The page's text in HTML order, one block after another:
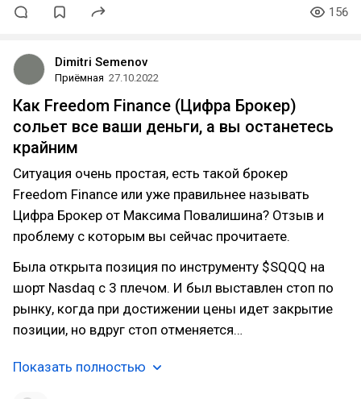
156
Dimitri Semenov
Приёмная 27.10.2022
Как Freedom Finance (Цифра Брокер)
сольет все ваши деньги, а вы останетесь
крайним
Ситуация очень простая, есть такой брокер
Freedom Finance или уже правильнее называть
Цифра Брокер от Максима Повалишина? Отзыв и
проблему с которым вы сейчас прочитаете.
Была открыта позиция по инструменту $SQQQ на
шорт Nasdaq с 3 плечом. И был выставлен стоп по
рынку, когда при достижении цены идет закрытие
позиции, но вдруг стоп отменяется…
Показать полностью